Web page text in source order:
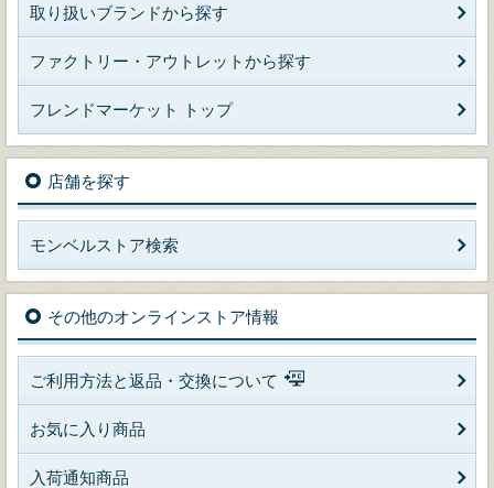
取り扱いブランドから探す
ファクトリー・アウトレットから探す
フレンドマーケット トップ
店舗を探す
モンベルストア検索
その他のオンラインストア情報
ご利用方法と返品・交換について
お気に入り商品
入荷通知商品